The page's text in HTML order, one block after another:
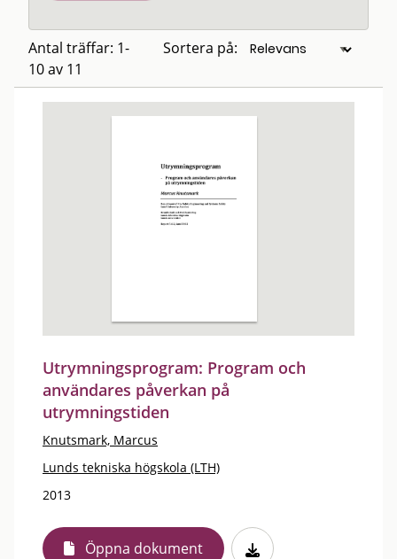
Antal träffar: 1-
10 av 11
Sortera på:
Utrymningsprogram: Program och
användares påverkan på
utrymningstiden
Knutsmark, Marcus
Lunds tekniska högskola (LTH)
2013
Öppna dokument